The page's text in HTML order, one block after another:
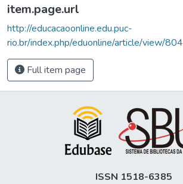
item.page.url
http://educacaoonline.edu.puc-
rio.br/index.php/eduonline/article/view/804
Full item page
ISSN 1518-6385